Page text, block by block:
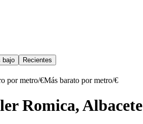
bajo
Recientes
por metro/€Más barato por metro/€
Romica, Albacete